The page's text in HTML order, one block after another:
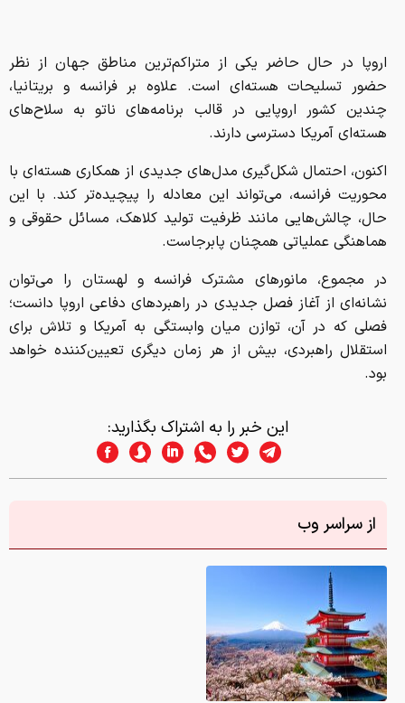
اروپا در حال حاضر یکی از متراکم‌ترین مناطق جهان از نظر
حضور تسلیحات هسته‌ای است. علاوه بر فرانسه و بریتانیا،
چندین کشور اروپایی در قالب برنامه‌های ناتو به سلاح‌های
هسته‌ای آمریکا دسترسی دارند.
اکنون، احتمال شکل‌گیری مدل‌های جدیدی از همکاری هسته‌ای با
محوریت فرانسه، می‌تواند این معادله را پیچیده‌تر کند. با این
حال، چالش‌هایی مانند ظرفیت تولید کلاهک، مسائل حقوقی و
هماهنگی عملیاتی همچنان پابرجاست.
در مجموع، مانورهای مشترک فرانسه و لهستان را می‌توان
نشانه‌ای از آغاز فصل جدیدی در راهبردهای دفاعی اروپا دانست؛
فصلی که در آن، توازن میان وابستگی به آمریکا و تلاش برای
استقلال راهبردی، بیش از هر زمان دیگری تعیین‌کننده خواهد
بود.
این خبر را به اشتراک بگذارید:
از سراسر وب